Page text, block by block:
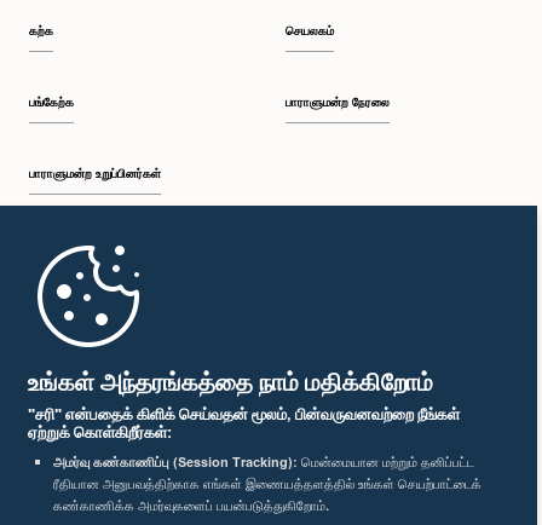
உங்கள் அந்தரங்கத்தை நாம் மதிக்கிறோம்
"சரி" என்பதைக் கிளிக் செய்வதன் மூலம், பின்வருவனவற்றை நீங்கள்
ஏற்றுக் கொள்கிறீர்கள்:
அமர்வு கண்காணிப்பு (Session Tracking): மென்மையான மற்றும் தனிப்பட்ட
ரீதியான அனுபவத்திற்காக எங்கள் இணையத்தளத்தில் உங்கள் செயற்பாட்டைக்
கண்காணிக்க அமர்வுகளைப் பயன்படுத்துகிறோம்.
கற்க
பங்கேற்க
பாராளுமன்ற உறுப்பினர்கள்
முதற்பக்கம்
செயலகம்
பாராளுமன்ற நேரலை
பாராளுமன்ற கையடக்க செயலி
எம்மை பின்தொடர்க :